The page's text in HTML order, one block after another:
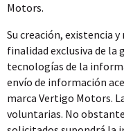
Motors.
Su creación, existencia
finalidad exclusiva de la
tecnologías de la
envío de información
marca Vertigo Motors.
voluntarias. No